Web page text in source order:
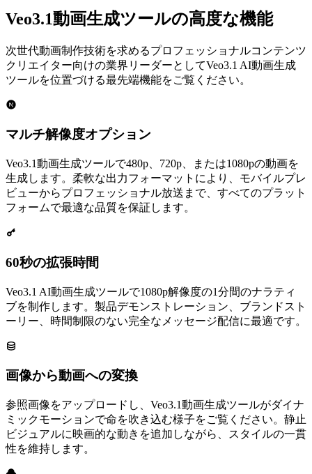
Veo3.1動画生成ツールの高度な機能
次世代動画制作技術を求めるプロフェッショナルコンテンツ
クリエイター向けの業界リーダーとしてVeo3.1 AI動画生成
ツールを位置づける最先端機能をご覧ください。
マルチ解像度オプション
Veo3.1動画生成ツールで480p、720p、または1080pの動画を
生成します。柔軟な出力フォーマットにより、モバイルプレ
ビューからプロフェッショナル放送まで、すべてのプラット
フォームで最適な品質を保証します。
60秒の拡張時間
Veo3.1 AI動画生成ツールで1080p解像度の1分間のナラティ
ブを制作します。製品デモンストレーション、ブランドスト
ーリー、時間制限のない完全なメッセージ配信に最適です。
画像から動画への変換
参照画像をアップロードし、Veo3.1動画生成ツールがダイナ
ミックモーションで命を吹き込む様子をご覧ください。静止
ビジュアルに映画的な動きを追加しながら、スタイルの一貫
性を維持します。